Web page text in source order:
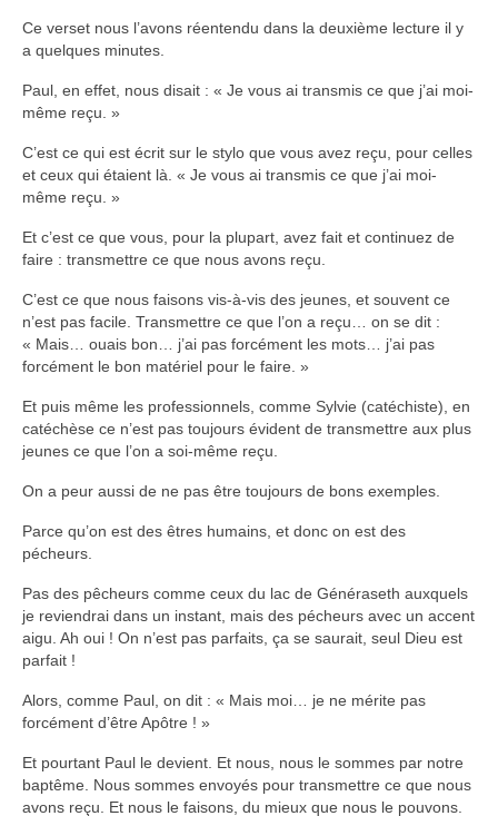
Partagez une prière
Célébrer
Prochaines Messes
Ce verset nous l’avons réentendu dans la deuxième lecture il y
a quelques minutes.
Paul, en effet, nous disait : « Je vous ai transmis ce que j’ai moi-
même reçu. »
C’est ce qui est écrit sur le stylo que vous avez reçu, pour celles
et ceux qui étaient là. « Je vous ai transmis ce que j’ai moi-
même reçu. »
Et c’est ce que vous, pour la plupart, avez fait et continuez de
faire : transmettre ce que nous avons reçu.
C’est ce que nous faisons vis-à-vis des jeunes, et souvent ce
n’est pas facile. Transmettre ce que l’on a reçu… on se dit :
« Mais… ouais bon… j’ai pas forcément les mots… j’ai pas
forcément le bon matériel pour le faire. »
Et puis même les professionnels, comme Sylvie (catéchiste), en
catéchèse ce n’est pas toujours évident de transmettre aux plus
jeunes ce que l’on a soi-même reçu.
On a peur aussi de ne pas être toujours de bons exemples.
Parce qu’on est des êtres humains, et donc on est des
pécheurs.
Pas des pêcheurs comme ceux du lac de Généraseth auxquels
je reviendrai dans un instant, mais des pécheurs avec un accent
aigu. Ah oui ! On n’est pas parfaits, ça se saurait, seul Dieu est
parfait !
Alors, comme Paul, on dit : « Mais moi… je ne mérite pas
forcément d’être Apôtre ! »
Et pourtant Paul le devient. Et nous, nous le sommes par notre
baptême. Nous sommes envoyés pour transmettre ce que nous
avons reçu. Et nous le faisons, du mieux que nous le pouvons.